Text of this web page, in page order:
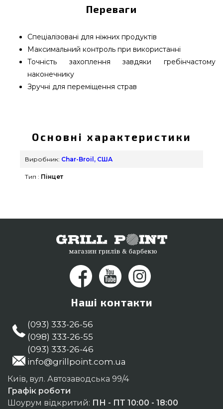
Переваги
Спеціалізовані для ніжних продуктів
Максимальний контроль при використанні
Точність захоплення завдяки гребінчастому
наконечнику
Зручні для переміщення страв
Char-Broil, США за вигідною вартістю всего 750
грн. в онлайн каталозі грилів та барбекю Гриль
Поінт. Найкращі пропозиції на Інструменти в
нашим експертам на будь-який номер 0(800)
Основні характеристики
Виробник: Char-Broil, США
Тип : Пінцет
Наші контакти
(093) 333-26-56
(098) 333-26-55
(093) 333-26-46
info@grillpoint.com.ua
Київ, вул. Автозаводська 99/4
Графік роботи
Шоурум відкритий: ПН - ПТ 10:00 - 18:00